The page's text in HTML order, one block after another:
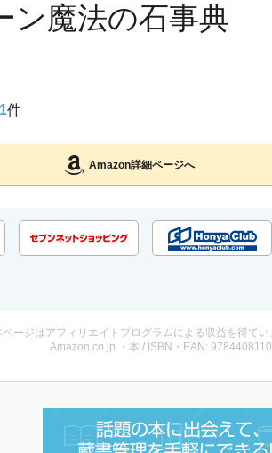
ン魔法の石事典
1件
Amazon詳細ページへ
ページはアフィリエイトプログラムによる収益を得てい
Amazon.co.jp ・本 / ISBN・EAN: